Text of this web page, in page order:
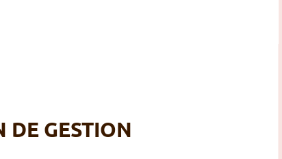
DE GESTION